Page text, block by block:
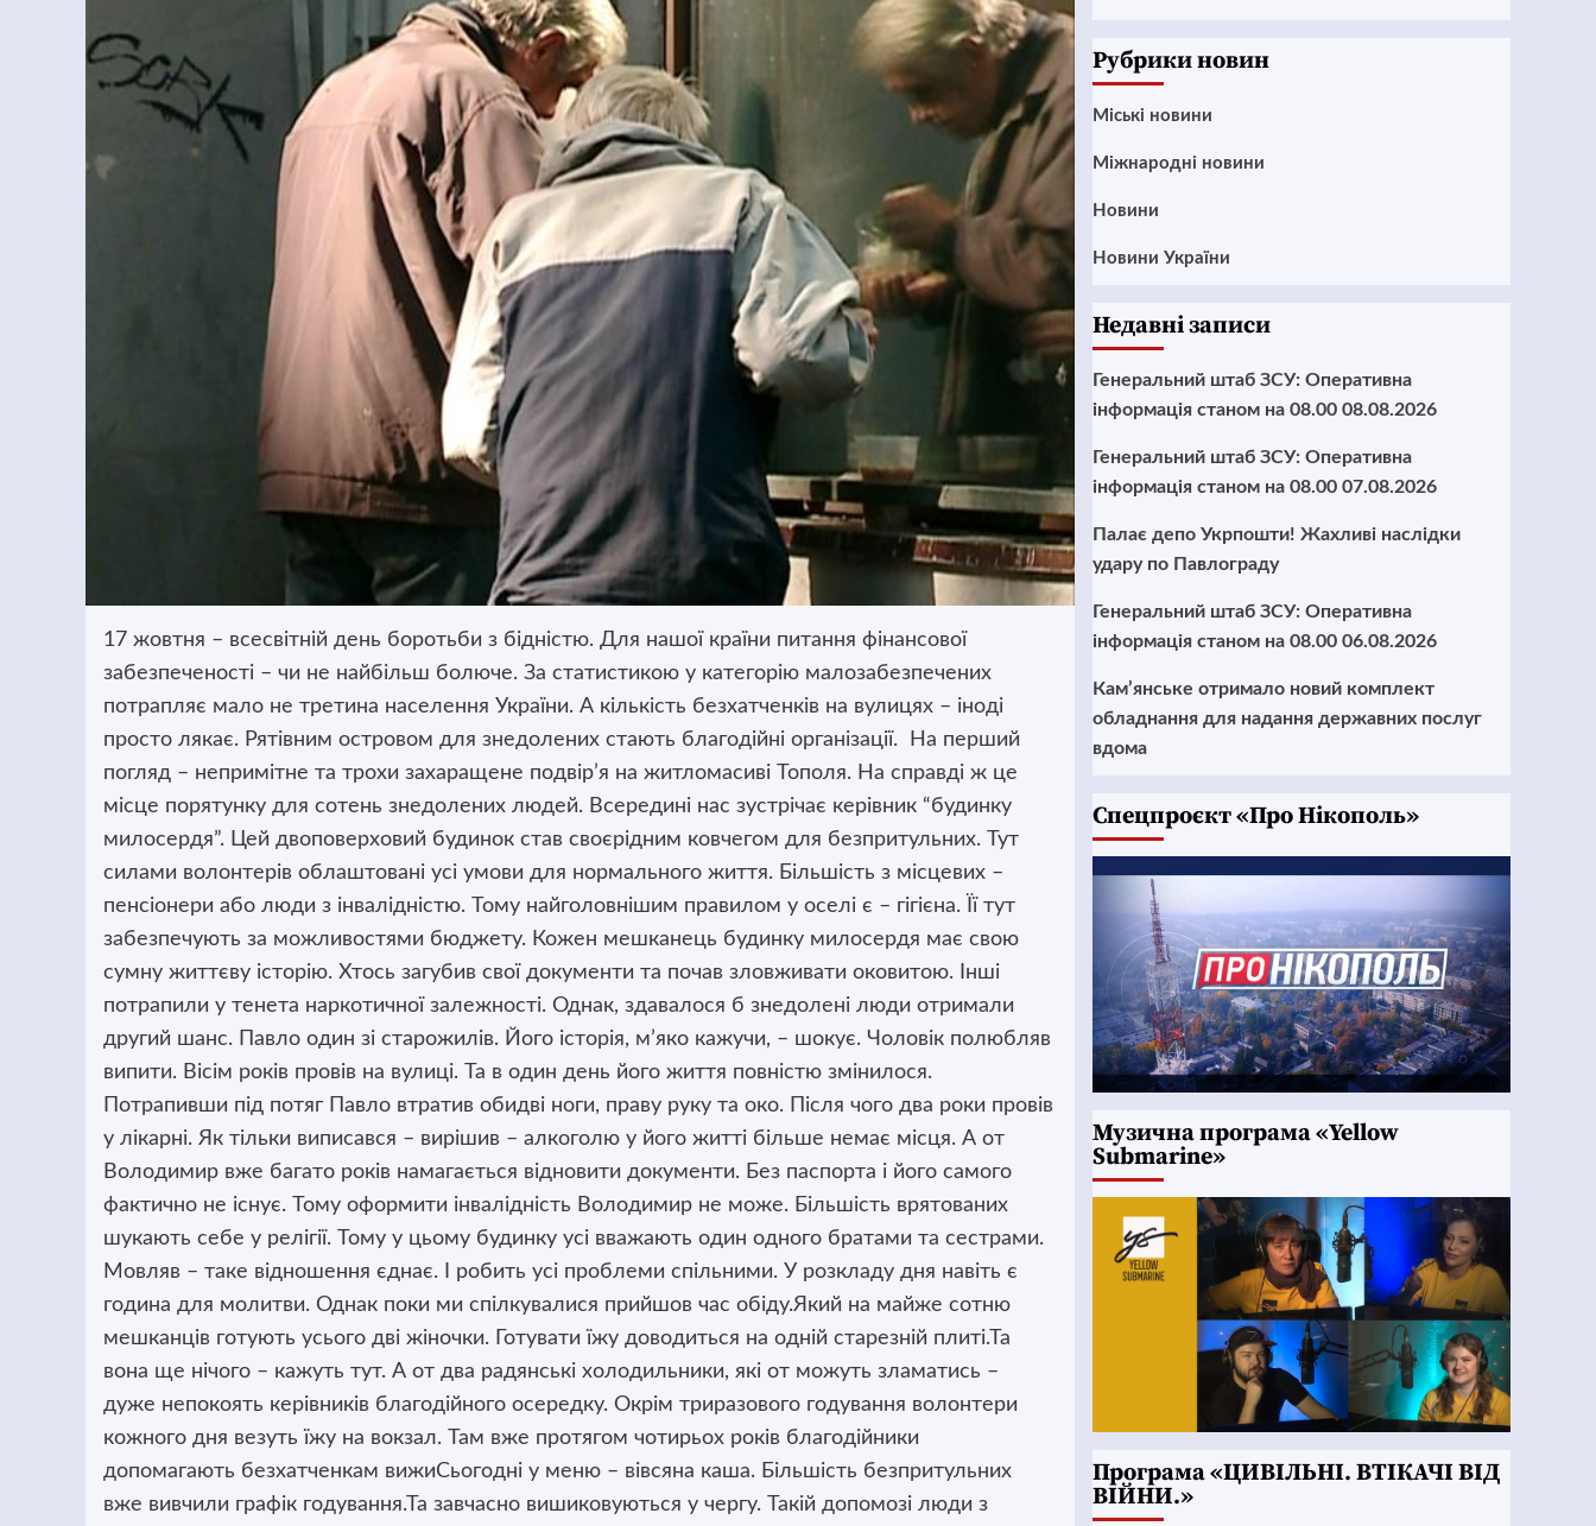
17 жовтня – всесвітній день боротьби з бідністю. Для нашої країни питання фінансової
забезпеченості – чи не найбільш болюче. За статистикою у категорію малозабезпечених
потрапляє мало не третина населення України. А кількість безхатченків на вулицях – іноді
просто лякає. Рятівним островом для знедолених стають благодійні організації. На перший
погляд – непримітне та трохи захаращене подвір’я на житломасиві Тополя. На справді ж це
місце порятунку для сотень знедолених людей. Всередині нас зустрічає керівник “будинку
милосердя”. Цей двоповерховий будинок став своєрідним ковчегом для безпритульних. Тут
силами волонтерів облаштовані усі умови для нормального життя. Більшість з місцевих –
пенсіонери або люди з інвалідністю. Тому найголовнішим правилом у оселі є – гігієна. Її тут
забезпечують за можливостями бюджету. Кожен мешканець будинку милосердя має свою
сумну життєву історію. Хтось загубив свої документи та почав зловживати оковитою. Інші
потрапили у тенета наркотичної залежності. Однак, здавалося б знедолені люди отримали
другий шанс. Павло один зі старожилів. Його історія, м’яко кажучи, – шокує. Чоловік полюбляв
випити. Вісім років провів на вулиці. Та в один день його життя повністю змінилося.
Потрапивши під потяг Павло втратив обидві ноги, праву руку та око. Після чого два роки провів
у лікарні. Як тільки виписався – вирішив – алкоголю у його житті більше немає місця. А от
Володимир вже багато років намагається відновити документи. Без паспорта і його самого
фактично не існує. Тому оформити інвалідність Володимир не може. Більшість врятованих
шукають себе у релігії. Тому у цьому будинку усі вважають один одного братами та сестрами.
Мовляв – таке відношення єднає. І робить усі проблеми спільними. У розкладу дня навіть є
година для молитви. Однак поки ми спілкувалися прийшов час обіду.Який на майже сотню
мешканців готують усього дві жіночки. Готувати їжу доводиться на одній старезній плиті.Та
вона ще нічого – кажуть тут. А от два радянські холодильники, які от можуть зламатись –
дуже непокоять керівників благодійного осередку. Окрім триразового годування волонтери
кожного дня везуть їжу на вокзал. Там вже протягом чотирьох років благодійники
допомагають безхатченкам вижиСьогодні у меню – вівсяна каша. Більшість безпритульних
вже вивчили графік годування.Та завчасно вишиковуються у чергу. Такій допомозі люди з
Рубрики новин
Mіські новини
Міжнародні новини
Новини
Новини України
Недавні записи
Генеральний штаб ЗСУ: Оперативна
інформація станом на 08.00 08.08.2026
Генеральний штаб ЗСУ: Оперативна
інформація станом на 08.00 07.08.2026
Палає депо Укрпошти! Жахливі наслідки
удару по Павлограду
Генеральний штаб ЗСУ: Оперативна
інформація станом на 08.00 06.08.2026
Кам’янське отримало новий комплект
обладнання для надання державних послуг
вдома
Cпецпроєкт «Про Нікополь»
Музична програма «Yellow
Submarine»
Програма «ЦИВІЛЬНІ. ВТІКАЧІ ВІД
ВІЙНИ.»